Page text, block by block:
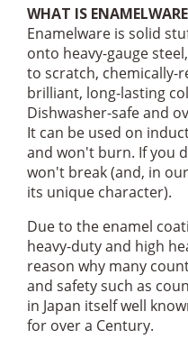
WHAT IS
Enamelware is solid
onto heavy-gauge
to scratch, chemically-
brilliant, long-lasting
Dishwasher-safe and
It can be used on
and won't burn. If you
won't break (and, in
its unique character).
Due to the enamel
heavy-duty and high
reason why many
and safety such as
in Japan itself well
for over a Century.